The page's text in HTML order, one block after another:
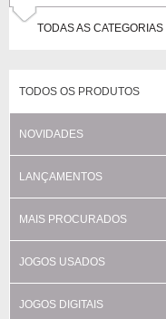
TODAS AS CATEGORIAS
TODOS OS PRODUTOS
NOVIDADES
LANÇAMENTOS
MAIS PROCURADOS
JOGOS USADOS
JOGOS DIGITAIS